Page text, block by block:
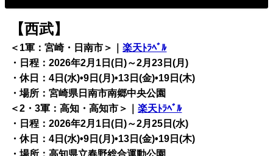
【西武】
＜1軍：宮崎・日南市＞｜楽天ﾄﾗﾍﾞﾙ
・日程：2026年2月1日(日)～2月23日(月)
・休日：4日(水)•9日(月)•13日(金)•19日(木)
・場所：宮崎県日南市南郷中央公園
＜2・3軍：高知・高知市＞｜楽天ﾄﾗﾍﾞﾙ
・日程：2026年2月1日(日)～2月25日(水)
・休日：4日(水)•9日(月)•13日(金)•19日(木)